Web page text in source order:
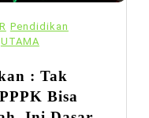
Pendidikan
UTAMA
: Tak
Bisa